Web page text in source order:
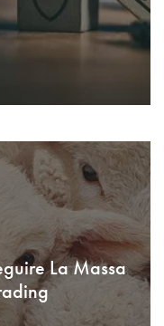
La Massa